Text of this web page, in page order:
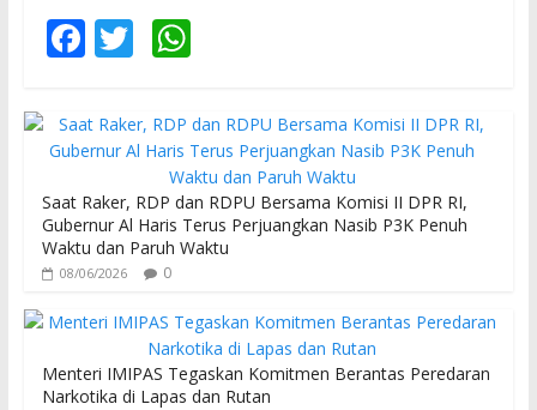
F
e
b
o
o
k
T
itt
er
W
at
s
A
p
p
Saat Raker, RDP dan RDPU Bersama Komisi II DPR RI,
Gubernur Al Haris Terus Perjuangkan Nasib P3K Penuh
Waktu dan Paruh Waktu
08/06/2026 0
Menteri IMIPAS Tegaskan Komitmen Berantas Peredaran
Narkotika di Lapas dan Rutan